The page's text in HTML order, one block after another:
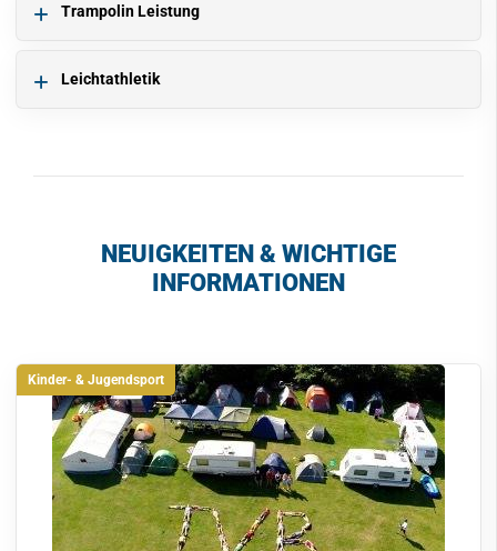
Trampolin Leistung
Leichtathletik
NEUIGKEITEN & WICHTIGE
INFORMATIONEN
Kinder- & Jugendsport